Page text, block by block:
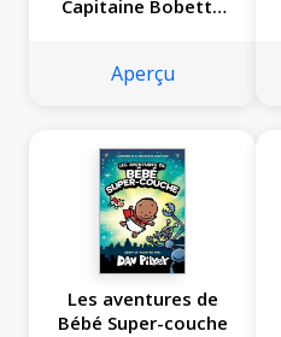
Capitaine Bobette
Père
Aperçu
Les aventures de
Bébé Super-couche